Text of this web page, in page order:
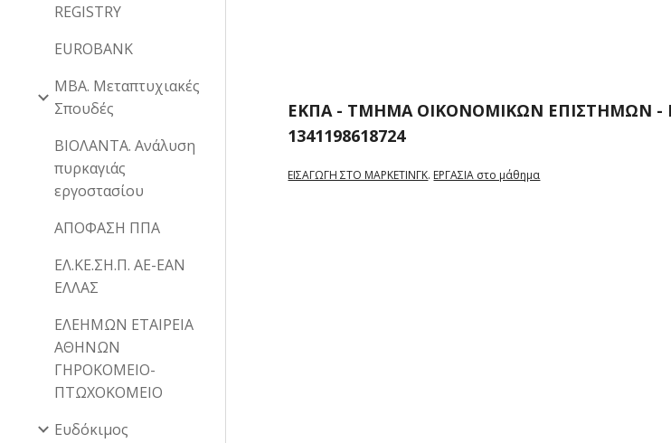
REGISTRY
EUROBANK
MBA. Μεταπτυχιακές
Σπουδές
ΒΙΟΛΑΝΤΑ. Ανάλυση
πυρκαγιάς
εργοστασίου
ΑΠΟΦΑΣΗ ΠΠΑ
ΕΛ.ΚΕ.ΣΗ.Π. ΑΕ-ΕΑΝ
ΕΛΛΑΣ
ΕΛΕΗΜΩΝ ΕΤΑΙΡΕΙΑ
ΑΘΗΝΩΝ
ΓΗΡΟΚΟΜΕΙΟ-
ΠΤΩΧΟΚΟΜΕΙΟ
Ευδόκιμος
EKΠA - ΤΜΗΜΑ ΟΙΚΟΝΟΜΙΚΩΝ ΕΠΙΣΤΗΜΩΝ -
1341198618724
ΕΙΣΑΓΩΓΗ ΣΤΟ ΜΑΡΚΕΤΙΝΓΚ. ΕΡΓΑΣΙΑ στο μάθημα